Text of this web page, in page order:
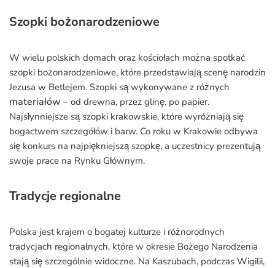
Szopki bożonarodzeniowe
W wielu polskich domach oraz kościołach można spotkać
szopki bożonarodzeniowe, które przedstawiają scenę narodzin
Jezusa w Betlejem. Szopki są wykonywane z różnych
materiałów – od drewna, przez glinę, po papier.
Najsłynniejsze są szopki krakowskie, które wyróżniają się
bogactwem szczegółów i barw. Co roku w Krakowie odbywa
się konkurs na najpiękniejszą szopkę, a uczestnicy prezentują
swoje prace na Rynku Głównym.
Tradycje regionalne
Polska jest krajem o bogatej kulturze i różnorodnych
tradycjach regionalnych, które w okresie Bożego Narodzenia
stają się szczególnie widoczne. Na Kaszubach, podczas Wigilii,